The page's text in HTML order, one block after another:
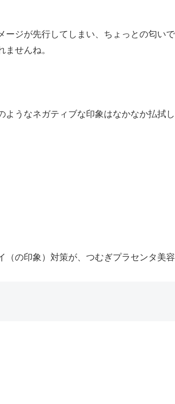
ジが先行してしまい、ちょっとの匂い
せんね。
うなネガティブな印象はなかなか払拭
の印象）対策が、つむぎプラセンタ美